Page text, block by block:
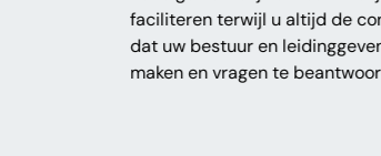
faciliteren terwijl u altijd de
dat uw bestuur en
maken en vragen te